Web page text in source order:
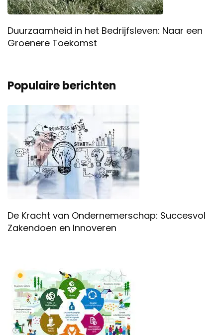
Duurzaamheid in het Bedrijfsleven: Naar een
Groenere Toekomst
Populaire berichten
De Kracht van Ondernemerschap: Succesvol
Zakendoen en Innoveren